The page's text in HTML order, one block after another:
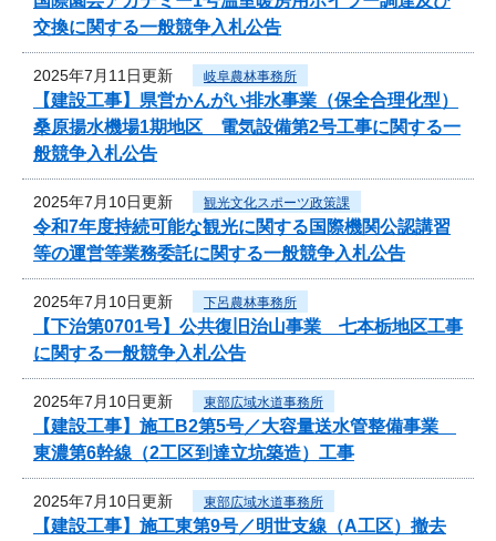
交換に関する一般競争入札公告
2025年7月11日更新 岐阜農林事務所
【建設工事】県営かんがい排水事業（保全合理化型）
桑原揚水機場1期地区 電気設備第2号工事に関する一
般競争入札公告
2025年7月10日更新 観光文化スポーツ政策課
令和7年度持続可能な観光に関する国際機関公認講習
等の運営等業務委託に関する一般競争入札公告
2025年7月10日更新 下呂農林事務所
【下治第0701号】公共復旧治山事業 七本栃地区工事
に関する一般競争入札公告
2025年7月10日更新 東部広域水道事務所
【建設工事】施工B2第5号／大容量送水管整備事業
東濃第6幹線（2工区到達立坑築造）工事
2025年7月10日更新 東部広域水道事務所
【建設工事】施工東第9号／明世支線（A工区）撤去